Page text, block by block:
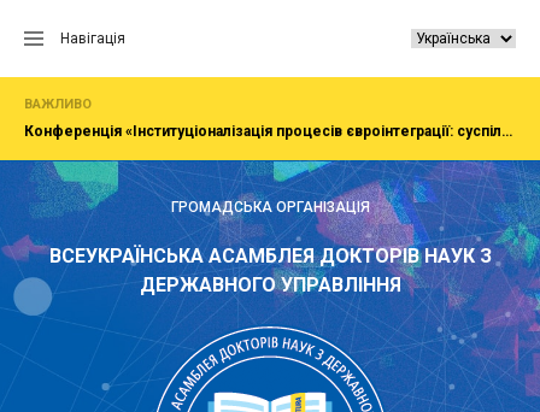
Навігація
ВАЖЛИВО
Конференція «Інституціоналізація процесів євроінтеграції: суспільство, економіка, адміністрування»
ГРОМАДСЬКА ОРГАНІЗАЦІЯ
ВСЕУКРАЇНСЬКА АСАМБЛЕЯ ДОКТОРІВ НАУК З
ДЕРЖАВНОГО УПРАВЛІННЯ